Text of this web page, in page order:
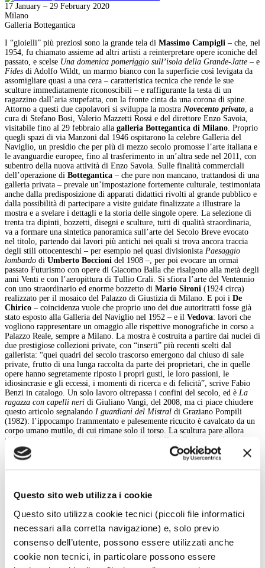
Questo sito web utilizza i cookie
Questo sito utilizza cookie tecnici (piccoli file informatici
necessari alla corretta navigazione) e, solo previo
consenso dell’utente, possono essere utilizzati anche
cookie non tecnici, in particolare possono essere
17 January – 29 February 2020
Milano
Galleria Bottegantica
I “gioielli” più preziosi sono la grande tela di Massimo Campigli – che, nel
1954, fu chiamato assieme ad altri artisti a reinterpretare opere iconiche del
passato, e scelse Una domenica pomeriggio sull’isola della Grande-Jatte – e
Fides di Adolfo Wildt, un marmo bianco con la superficie così levigata da
assomigliare quasi a una cera – caratteristica tecnica che rende le sue
sculture immediatamente riconoscibili – e raffigurante la testa di un
ragazzino dall’aria stupefatta, con la fronte cinta da una corona di spine.
Attorno a questi due capolavori si sviluppa la mostra Novecento privato, a
cura di Stefano Bosi, Valerio Mazzetti Rossi e del direttore Enzo Savoia,
visitabile fino al 29 febbraio alla galleria Bottegantica di Milano. Proprio
quegli spazi di via Manzoni dal 1946 ospitarono la celebre Galleria del
Naviglio, un presidio che per più di mezzo secolo promosse l’arte italiana e
le avanguardie europee, fino al trasferimento in un’altra sede nel 2011, con
subentro della nuova attività di Enzo Savoia. Sulle finalità commerciali
dell’operazione di Bottegantica – che pure non mancano, trattandosi di una
galleria privata – prevale un’impostazione fortemente culturale, testimoniata
anche dalla predisposizione di apparati didattici rivolti al grande pubblico e
dalla possibilità di partecipare a visite guidate finalizzate a illustrare la
mostra e a svelare i dettagli e la storia delle singole opere. La selezione di
trenta tra dipinti, bozzetti, disegni e sculture, tutti di qualità straordinaria,
va a formare una sintetica panoramica sull’arte del Secolo Breve evocato
nel titolo, partendo dai lavori più antichi nei quali si trova ancora traccia
degli stili ottocenteschi – per esempio nel quasi divisionista Paesaggio
lombardo di Umberto Boccioni del 1908 –, per poi evocare un ormai
passato Futurismo con opere di Giacomo Balla che risalgono alla metà degli
anni Venti e con l’aeropittura di Tullio Crali. Si sfiora l’arte del Ventennio
con uno straordinario ed enorme bozzetto di Mario Sironi (1924 circa)
realizzato per il mosaico del Palazzo di Giustizia di Milano. E poi i De
Chirico – coincidenza vuole che proprio uno dei due autoritratti fosse già
stato esposto alla Galleria del Naviglio nel 1952 – e il Vedova: lavori che
vogliono rappresentare un omaggio alle rispettive monografiche in corso a
Palazzo Reale, sempre a Milano. La mostra è costruita a partire dai nuclei di
due prestigiose collezioni private, con “inserti” più recenti scelti dal
gallerista: “quei quadri del secolo trascorso emergono dal chiuso di sale
private, frutto di una lunga raccolta da parte dei proprietari, che in quelle
opere hanno segretamente riposto i propri gusti, le loro passioni, le
idiosincrasie e gli eccessi, i momenti di ricerca e di felicità”, scrive Fabio
Benzi in catalogo. Un solo lavoro oltrepassa i confini del secolo, ed è La
ragazza con capelli neri di Giuliano Vangi, del 2008, ma ci piace chiudere
questo articolo segnalando I guardiani del Mistral di Graziano Pompili
(1982): l’ippocampo frammentato e palesemente ricucito è cavalcato da un
corpo umano mutilo, di cui rimane solo il torso. La scultura pare allora
richiamare implicitamente le gloriose origini della galleria, ricordando
quanto sia essenziale tenere insieme i frammenti del passato ricomponendoli
in una nuova esperienza.
back
Magazine menu
Tutte le news
Eventi